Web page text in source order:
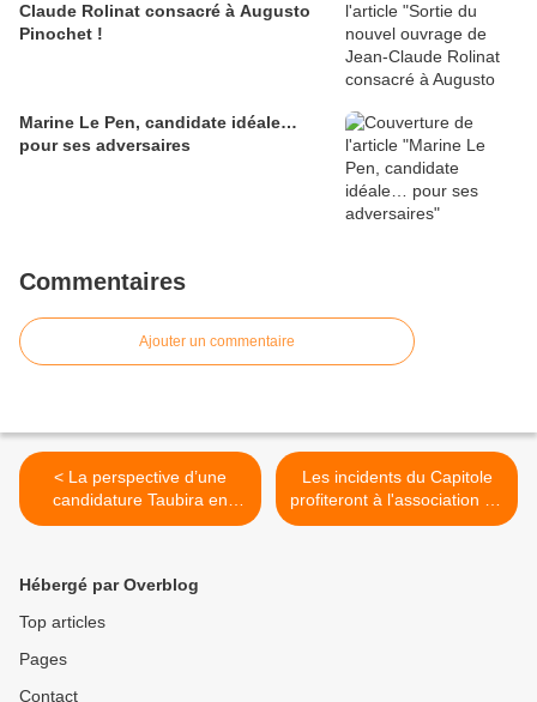
Claude Rolinat consacré à Augusto
Pinochet !
Marine Le Pen, candidate idéale…
pour ses adversaires
Commentaires
Ajouter un commentaire
< La perspective d’une
candidature Taubira en
2022 se précise, au
Les incidents du Capitole
profiteront à l'association de
malfaiteurs démocrates >
Hébergé par Overblog
Top articles
Pages
Contact